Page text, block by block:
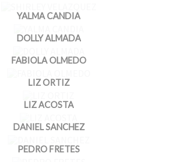
YALMA CANDIA
DOLLY ALMADA
FABIOLA OLMEDO
LIZ ORTIZ
LIZ ACOSTA
DANIEL SANCHEZ
PEDRO FRETES